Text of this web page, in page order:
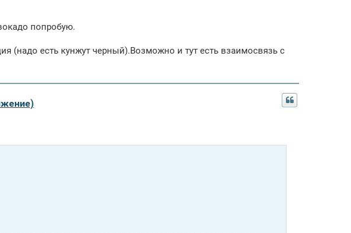
попробую.
(надо есть кунжут черный).Возможно и тут есть взаимосвязь с